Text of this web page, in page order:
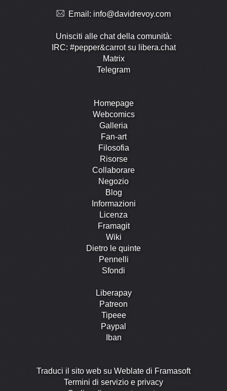
Email: info@davidrevoy.com
Unisciti alle chat della comunità:
IRC: #pepper&carrot su libera.chat
Matrix
Telegram
Homepage
Webcomics
Galleria
Fan-art
Filosofia
Risorse
Collaborare
Negozio
Blog
Informazioni
Licenza
Framagit
Wiki
Dietro le quinte
Pennelli
Sfondi
Liberapay
Patreon
Tipeee
Paypal
Iban
Traduci il sito web su Weblate di Framasoft
Termini di servizio e privacy